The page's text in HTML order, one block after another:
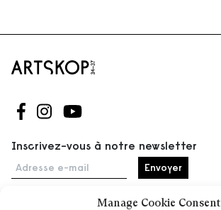
Manage Cookie Consent
Suivez-nous sur Facebook
Suivez-nous sur Instagram
Suivez-nous sur Youtube
Inscrivez-vous à notre newsletter
Adresse e-mail